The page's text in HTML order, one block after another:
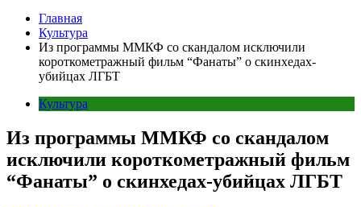
Главная
Культура
Из программы ММКФ со скандалом исключили
короткометражный фильм “Фанаты” о скинхедах-
убийцах ЛГБТ
Культура
Из программы ММКФ со скандалом
исключили короткометражный фильм
“Фанаты” о скинхедах-убийцах ЛГБТ